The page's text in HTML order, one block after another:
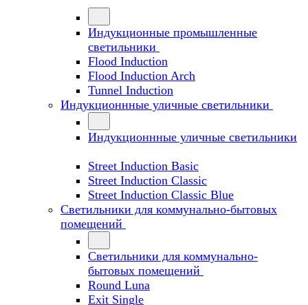
Индукционные промышленные
светильники
Flood Induction
Flood Induction Arch
Tunnel Induction
Индукционнные уличные светильники
Индукционнные уличные светильники
Street Induction Basic
Street Induction Classic
Street Induction Classic Blue
Светильники для коммунально-бытовых
помещений
Светильники для коммунально-
бытовых помещений
Round Luna
Exit Single